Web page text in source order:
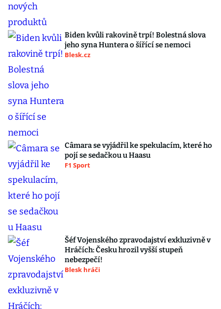
Biden kvůli rakovině trpí! Bolestná slova
jeho syna Huntera o šířící se nemoci
Blesk.cz
Câmara se vyjádřil ke spekulacím, které ho
pojí se sedačkou u Haasu
F1 Sport
Šéf Vojenského zpravodajství exkluzivně v
Hráčích: Česku hrozil vyšší stupeň
nebezpečí!
Blesk hráči